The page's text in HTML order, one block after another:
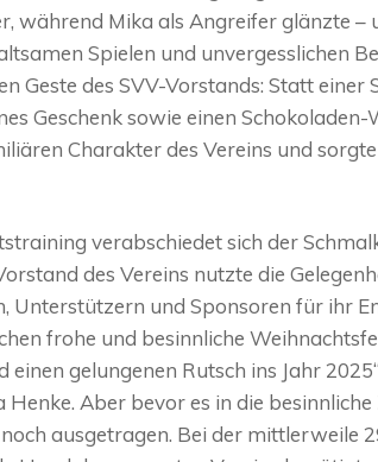
während Mika als Angreifer glänzte
Spielen und unvergesslichen
Geste des SVV-Vorstands: Statt einer
Geschenk sowie einen
Charakter des Vereins und
verabschiedet sich der
des Vereins nutzte die
Unterstützern und Sponsoren für ihr
frohe und besinnliche
einen gelungenen Rutsch ins Jahr
Henke. Aber bevor es in die
ausgetragen. Bei der mittlerweile